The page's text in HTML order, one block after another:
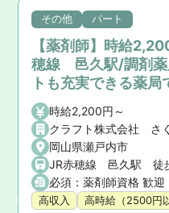
その他 パート
【薬剤師】時給
穂線 邑久駅/調剤薬
トも充実できる薬局
時給2,200円～
クラフト株式会社 さ
岡山県瀬戸内市
JR赤穂線 邑久駅 徒
必須：薬剤師資格 歓
高収入 高時給（2500円